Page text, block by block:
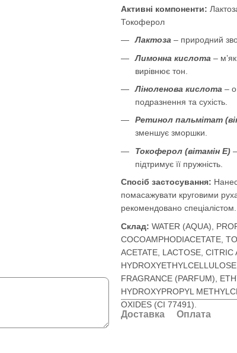
Активні компоненти:
Токоферол
Лактоза – природний
Лимонна кислота –
вирівнює тон.
Ліноленова кислота –
подразнення та сухість.
Ретинол пальмітат
зменшує зморшки.
Токоферол (вітамін E)
підтримує її пружність.
Спосіб застосування:
помасажувати круговими
рекомендовано спеціалістом.
Склад: WATER (AQUA),
COCOAMPHODIACETATE,
ACETATE, LACTOSE, CITRIC
FRAGRANCE (PARFUM),
HYDROXYPROPYL
OXIDES (CI 77491).
Доставка Оплата